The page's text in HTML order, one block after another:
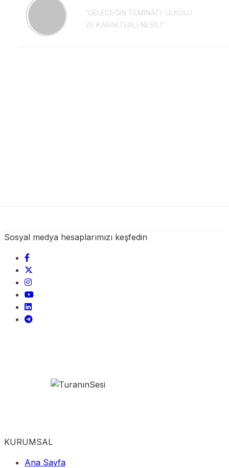
“GELECEĞİN TEMİNATI: ÜLKÜLÜ
VE KARAKTERLİ NESİL!”
Sosyal medya hesaplarımızı keşfedin
KURUMSAL
Ana Sayfa